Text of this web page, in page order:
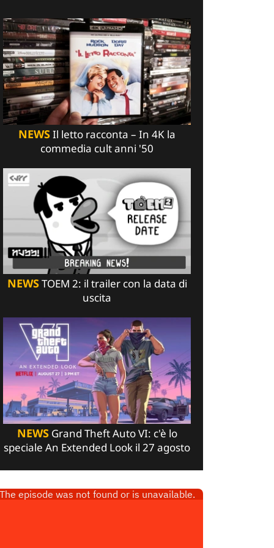
NEWSIl letto racconta – In 4K la
commedia cult anni '50
NEWSTOEM 2: il trailer con la data di
uscita
NEWSGrand Theft Auto VI: c'è lo
speciale An Extended Look il 27 agosto